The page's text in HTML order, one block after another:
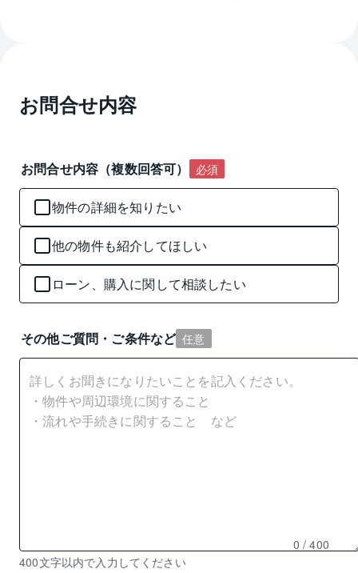
お問合せ内容
お問合せ内容（複数回答可） 必須
物件の詳細を知りたい
他の物件も紹介してほしい
ローン、購入に関して相談したい
その他ご質問・ご条件など 任意
残
0 / 400
400文字以内で入力してください